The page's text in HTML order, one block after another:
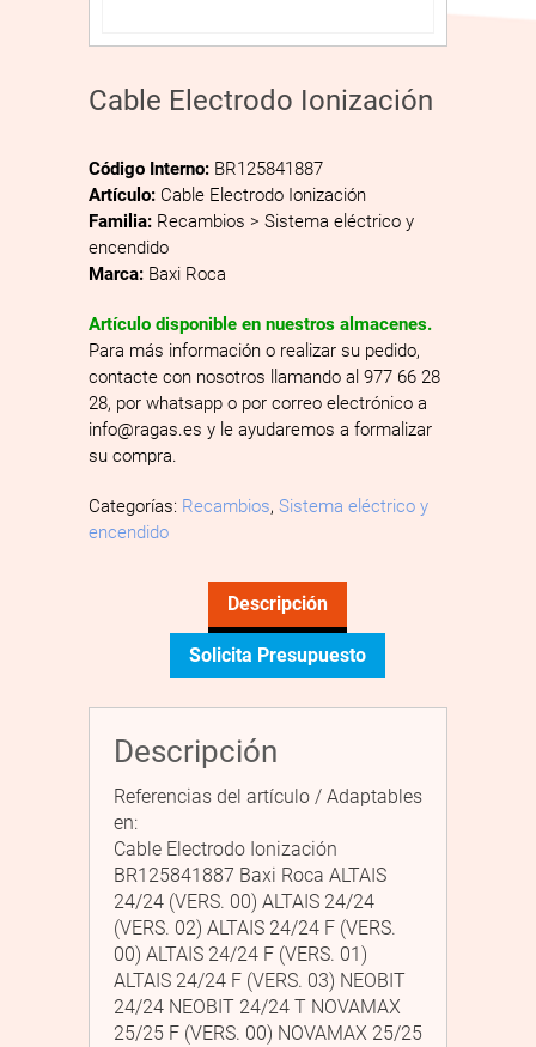
Cable Electrodo Ionización
Código Interno: BR125841887
Artículo: Cable Electrodo Ionización
Familia: Recambios > Sistema eléctrico y
encendido
Marca: Baxi Roca
Artículo disponible en nuestros almacenes.
Para más información o realizar su pedido,
contacte con nosotros llamando al 977 66 28
28, por whatsapp o por correo electrónico a
info@ragas.es y le ayudaremos a formalizar
su compra.
Categorías: Recambios, Sistema eléctrico y
encendido
Descripción
Solicita Presupuesto
Descripción
Referencias del artículo / Adaptables
en:
Cable Electrodo Ionización
BR125841887 Baxi Roca ALTAIS
24/24 (VERS. 00) ALTAIS 24/24
(VERS. 02) ALTAIS 24/24 F (VERS.
00) ALTAIS 24/24 F (VERS. 01)
ALTAIS 24/24 F (VERS. 03) NEOBIT
24/24 NEOBIT 24/24 T NOVAMAX
25/25 F (VERS. 00) NOVAMAX 25/25